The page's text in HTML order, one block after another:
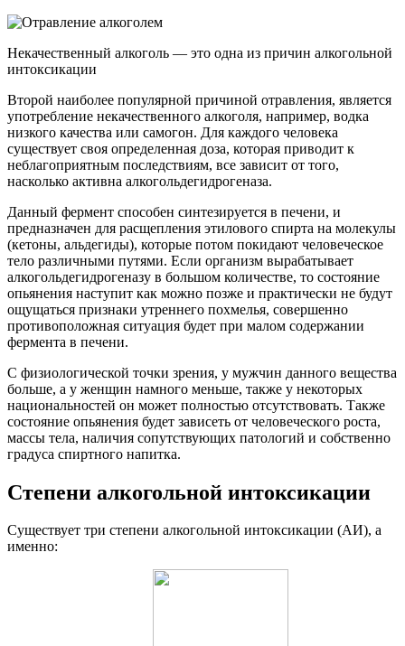
Некачественный алкоголь — это одна из причин алкогольной
интоксикации
Второй наиболее популярной причиной отравления, является
употребление некачественного алкоголя, например, водка
низкого качества или самогон. Для каждого человека
существует своя определенная доза, которая приводит к
неблагоприятным последствиям, все зависит от того,
насколько активна алкогольдегидрогеназа.
Данный фермент способен синтезируется в печени, и
предназначен для расщепления этилового спирта на молекулы
(кетоны, альдегиды), которые потом покидают человеческое
тело различными путями. Если организм вырабатывает
алкогольдегидрогеназу в большом количестве, то состояние
опьянения наступит как можно позже и практически не будут
ощущаться признаки утреннего похмелья, совершенно
противоположная ситуация будет при малом содержании
фермента в печени.
С физиологической точки зрения, у мужчин данного вещества
больше, а у женщин намного меньше, также у некоторых
национальностей он может полностью отсутствовать. Также
состояние опьянения будет зависеть от человеческого роста,
массы тела, наличия сопутствующих патологий и собственно
градуса спиртного напитка.
Степени алкогольной интоксикации
Существует три степени алкогольной интоксикации (АИ), а
именно: